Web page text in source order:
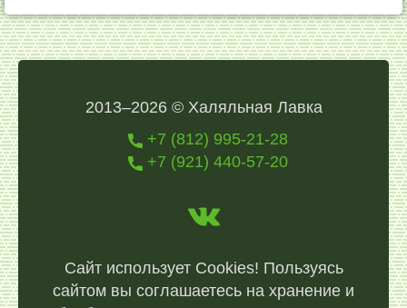
2013–2026 © Халяльная Лавка
+7 (812) 995-21-28
+7 (921) 440-57-20
Сайт использует Cookies! Пользуясь
сайтом вы соглашаетесь на хранение и